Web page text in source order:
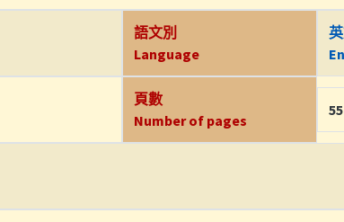
語文別
Language
頁數
Number of pages
55